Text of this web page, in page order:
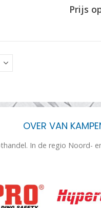
OVER VAN
In de regio Noord-